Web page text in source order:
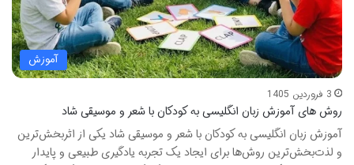
آموزش
3 فروردین 1405
روش های آموزش زبان انگلیسی به کودکان با شعر و موسیقی شاد
آموزش زبان انگلیسی به کودکان با شعر و موسیقی شاد یکی از اثربخش‌ترین
و لذت‌بخش‌ترین روش‌ها برای ایجاد یک تجربه یادگیری طبیعی و پایدار